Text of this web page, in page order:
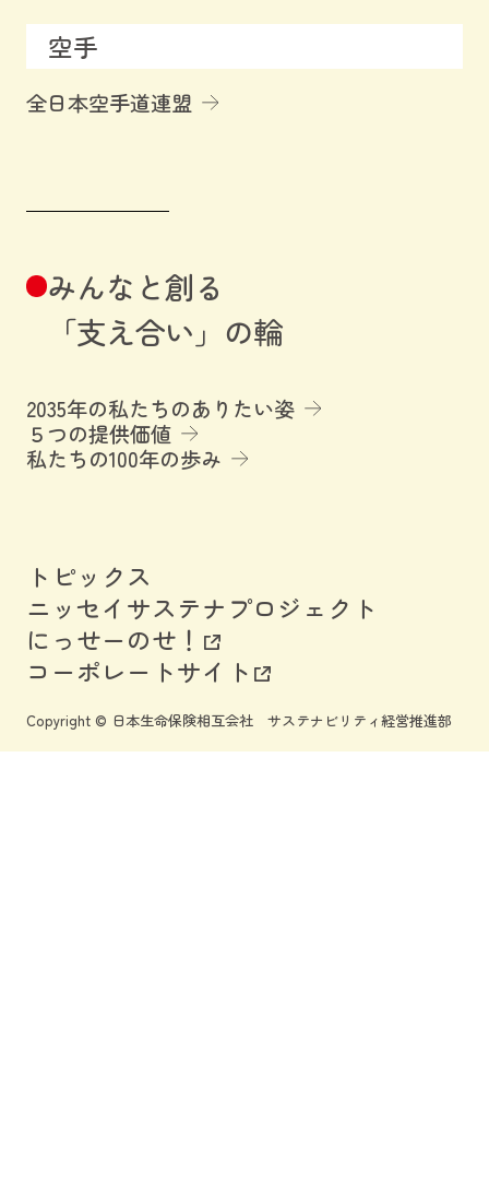
空手
全日本空手道連盟
みんなと創る
「支え合い」の輪
2035年の私たちのありたい姿
５つの提供価値
私たちの100年の歩み
トピックス
ニッセイサステナプロジェクト
にっせーのせ！
コーポレートサイト
Copyright © 日本生命保険相互会社 サステナビリティ経営推進部